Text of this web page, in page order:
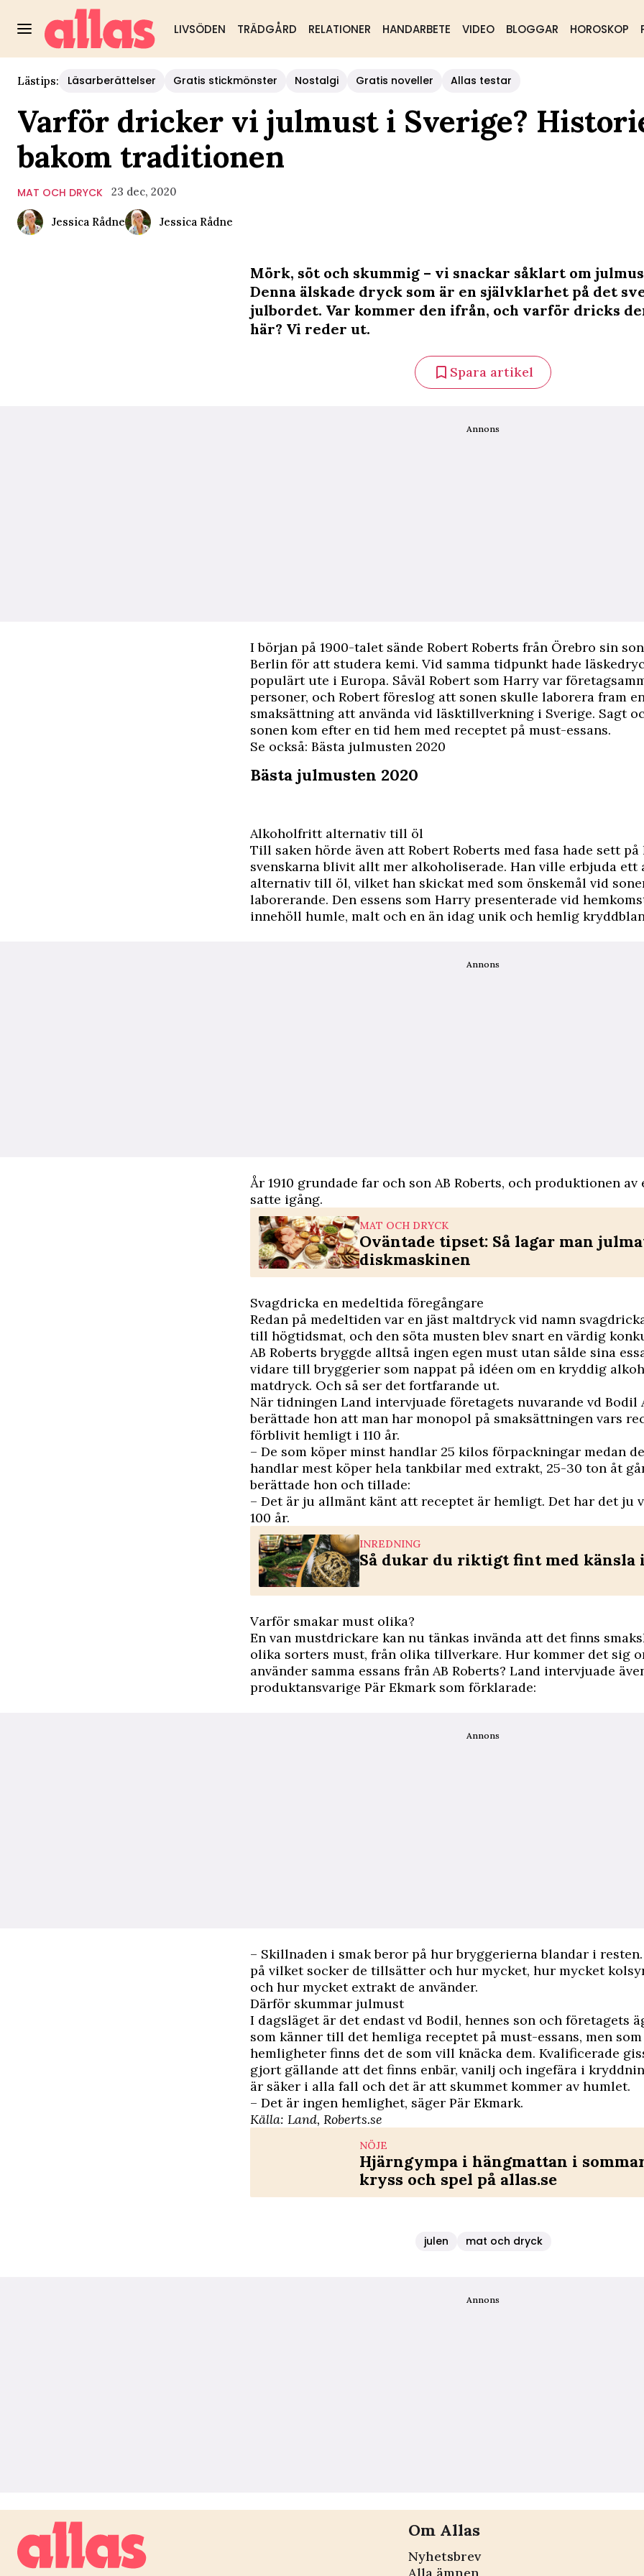
LIVSÖDEN TRÄDGÅRD RELATIONER HANDARBETE VIDEO BLOGGAR HOROSKOP
Lästips: Läsarberättelser Gratis stickmönster Nostalgi Gratis noveller Allas testar
Varför dricker vi julmust i Sverige?
bakom traditionen
MAT OCH DRYCK 23 dec, 2020
Jessica Rådne Jessica Rådne
Mörk, söt och skummig – vi snackar såklart om
Denna älskade dryck som är en självklarhet på det
julbordet. Var kommer den ifrån, och varför dricks
här? Vi reder ut.
Spara artikel
Annons
I början på 1900-talet sände Robert Roberts från Örebro sin
Berlin för att studera kemi. Vid samma tidpunkt hade
populärt ute i Europa. Såväl Robert som Harry var
personer, och Robert föreslog att sonen skulle laborera fram
smaksättning att använda vid läsktillverkning i Sverige. Sagt
sonen kom efter en tid hem med receptet på must-essans.
Se också: Bästa julmusten 2020
Bästa julmusten 2020
Alkoholfritt alternativ till öl
Till saken hörde även att Robert Roberts med fasa hade sett
svenskarna blivit allt mer alkoholiserade. Han ville erbjuda
alternativ till öl, vilket han skickat med som önskemål vid
laborerande. Den essens som Harry presenterade vid
innehöll humle, malt och en än idag unik och hemlig
Annons
År 1910 grundade far och son AB Roberts, och produktionen av
satte igång.
MAT OCH DRYCK
Oväntade tipset: Så lagar man
diskmaskinen
Svagdricka en medeltida föregångare
Redan på medeltiden var en jäst maltdryck vid namn
till högtidsmat, och den söta musten blev snart en värdig
AB Roberts bryggde alltså ingen egen must utan sålde sina
vidare till bryggerier som nappat på idéen om en kryddig
matdryck. Och så ser det fortfarande ut.
När tidningen Land intervjuade företagets nuvarande vd Bodil
berättade hon att man har monopol på smaksättningen vars
förblivit hemligt i 110 år.
– De som köper minst handlar 25 kilos förpackningar medan
handlar mest köper hela tankbilar med extrakt, 25-30 ton åt
berättade hon och tillade:
– Det är ju allmänt känt att receptet är hemligt. Det har det ju
100 år.
INREDNING
Så dukar du riktigt fint med känsla
Varför smakar must olika?
En van mustdrickare kan nu tänkas invända att det finns
olika sorters must, från olika tillverkare. Hur kommer det sig
använder samma essans från AB Roberts? Land intervjuade
produktansvarige Pär Ekmark som förklarade:
Annons
– Skillnaden i smak beror på hur bryggerierna blandar i
på vilket socker de tillsätter och hur mycket, hur mycket
och hur mycket extrakt de använder.
Därför skummar julmust
I dagsläget är det endast vd Bodil, hennes son och företagets
som känner till det hemliga receptet på must-essans, men
hemligheter finns det de som vill knäcka dem. Kvalificerade
gjort gällande att det finns enbär, vanilj och ingefära i
är säker i alla fall och det är att skummet kommer av humlet.
– Det är ingen hemlighet, säger Pär Ekmark.
Källa: Land, Roberts.se
NÖJE
Hjärngympa i hängmattan i
kryss och spel på allas.se
julen mat och dryck
Annons
Om Allas
Nyhetsbrev